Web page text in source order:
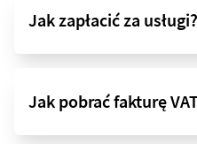
Jak zapłacić za usługi?
Jak pobrać fakturę